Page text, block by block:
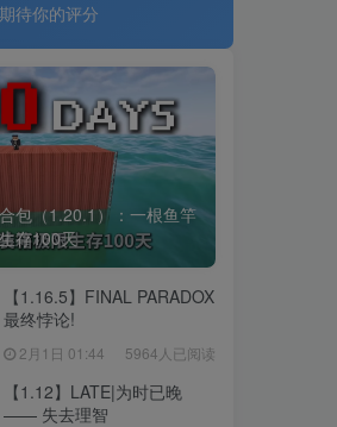
期待你的评分
包（1.20.1）：一根鱼竿
存100天
【1.16.5】FINAL PARADOX
最终悖论!
2月1日 01:44 5964人已阅读
【1.12】LATE|为时已晚
—— 失去理智